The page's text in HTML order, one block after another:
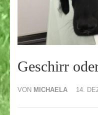
Geschirr
VON MICHAELA 14.